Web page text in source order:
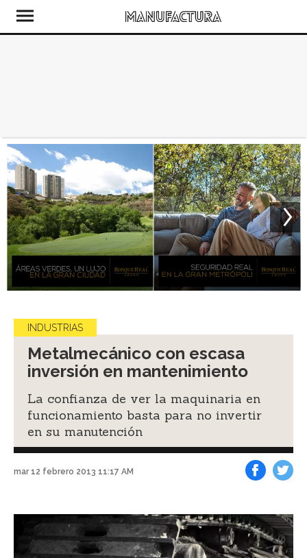
INDUSTRIAS
Metalmecánico con escasa
inversión en mantenimiento
La confianza de ver la maquinaria en
funcionamiento basta para no invertir
en su manutención
mar 12 febrero 2013 11:17 AM